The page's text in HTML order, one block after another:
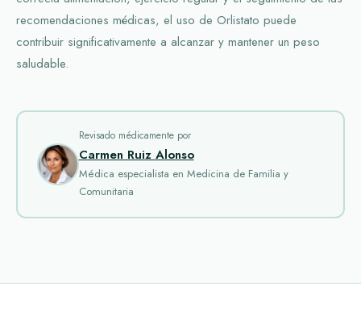
recomendaciones médicas, el uso de Orlistato puede
contribuir significativamente a alcanzar y mantener un peso
saludable.
Revisado médicamente por
Carmen Ruiz Alonso
Médica especialista en Medicina de Familia y
Comunitaria